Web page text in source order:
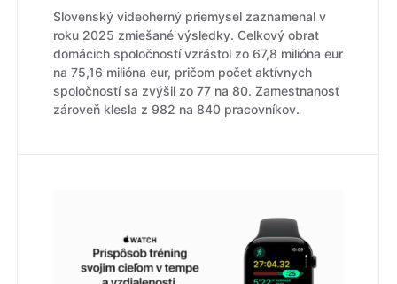
Slovenský videoherný priemysel zaznamenal v
roku 2025 zmiešané výsledky. Celkový obrat
domácich spoločností vzrástol zo 67,8 milióna eur
na 75,16 milióna eur, pričom počet aktívnych
spoločností sa zvýšil zo 77 na 80. Zamestnanosť
zároveň klesla z 982 na 840 pracovníkov.